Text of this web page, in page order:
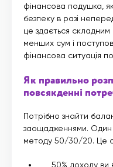
фінансова подушка,
безпеку в разі
це здається
менших сум і
фінансова ситуація
Як правильно
повсякденні
Потрібно знайти
заощадженнями. Один
методу 50/30/20. Це
50% доходу ви